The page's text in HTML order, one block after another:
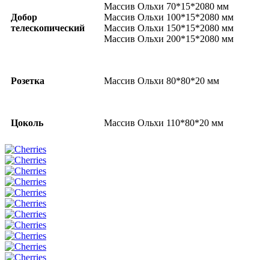
Добор
телескопический
Массив Ольхи 70*15*2080 мм
Массив Ольхи 100*15*2080 мм
Массив Ольхи 150*15*2080 мм
Массив Ольхи 200*15*2080 мм
Розетка Массив Ольхи 80*80*20 мм
Цоколь Массив Ольхи 110*80*20 мм